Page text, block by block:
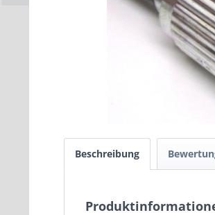
Beschreibung